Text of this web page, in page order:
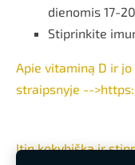
dienomis 17-
Stiprinkite
Apie vitaminą D ir
straipsnyje --
Itin kokybišką ir